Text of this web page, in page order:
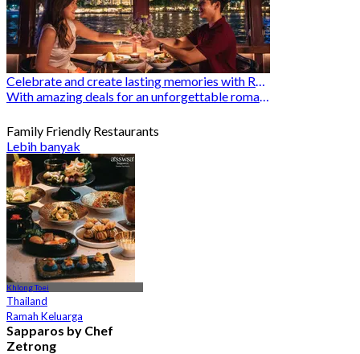
Celebrate and create lasting memories with Romantic Restaurants
With amazing deals for an unforgettable romantic experience
Family Friendly Restaurants
Lebih banyak
Khlong Toei
Thailand
Ramah Keluarga
Sapparos by Chef
Zetrong